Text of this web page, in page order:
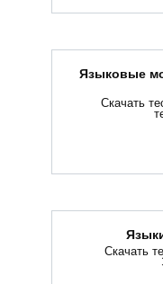
Языковые
Скачать
Скачать